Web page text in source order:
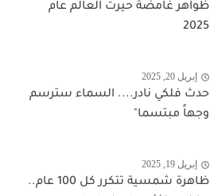
ظواهر غامضة حيرت العالم عام
2025
إبريل 20, 2025
حدث فلكي نادر.... السماء سترسم
وجهاً مبتسما"​​​​​
إبريل 19, 2025
ظاهرة شمسية تتكرر كل 100 عام..